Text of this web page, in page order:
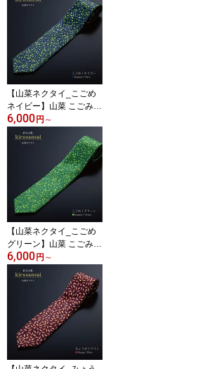
【山菜ネクタイ_こごめ
ネイビー】山菜 こごみ
雪国 新潟 十日町 シルク
絹 国産 日本製 メンズ ギ
フト
6,000円 ～
【山菜ネクタイ_こごめ
グリーン】山菜 こごみ
雪国 新潟 十日町 シルク
絹 国産 日本製 メンズ ギ
フト
6,000円 ～